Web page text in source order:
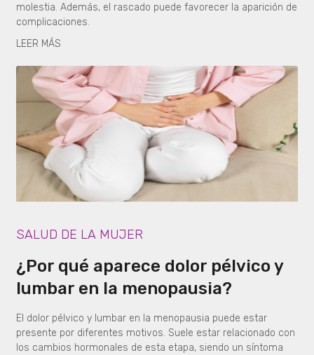
molestia. Además, el rascado puede favorecer la aparición de
complicaciones.
LEER MÁS
SALUD DE LA MUJER
¿Por qué aparece dolor pélvico y
lumbar en la menopausia?
El dolor pélvico y lumbar en la menopausia puede estar
presente por diferentes motivos. Suele estar relacionado con
los cambios hormonales de esta etapa, siendo un síntoma